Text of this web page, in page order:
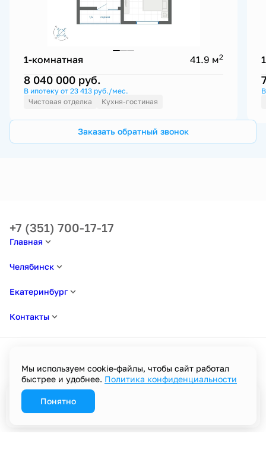
1-комнатная 41.9 м2
8 040 000 руб.
В ипотеку от 23 413 руб./мес.
Чистовая отделка
Кухня-гостиная
Заказать обратный звонок
Главная
Челябинск
Екатеринбург
Контакты
+7 (351) 700-17-17
Политика в отношении обработки персональных данных
Пользовательское соглашение
Мы используем cookie-файлы, чтобы сайт работал
быстрее и удобнее. Политика конфиденциальности
Понятно